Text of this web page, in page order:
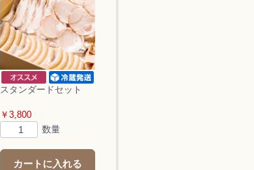
スタンダードセット
￥3,800
数量
カートに入れる